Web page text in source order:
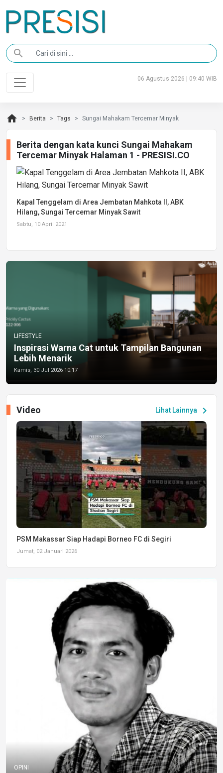
search
06 Agustus 2026 | 09:40 WIB
home Berita Tags Sungai Mahakam Tercemar Minyak
Berita dengan kata kunci Sungai Mahakam
Tercemar Minyak Halaman 1 - PRESISI.CO
Kapal Tenggelam di Area Jembatan Mahkota II, ABK
Hilang, Sungai Tercemar Minyak Sawit
Sabtu, 10 April 2021
LIFESTYLE
Inspirasi Warna Cat untuk Tampilan Bangunan
Lebih Menarik
Kamis, 30 Jul 2026 10:17
Lihat Lainnya chevron_right
Video
PSM Makassar Siap Hadapi Borneo FC di Segiri
Jumat, 02 Januari 2026
OPINI